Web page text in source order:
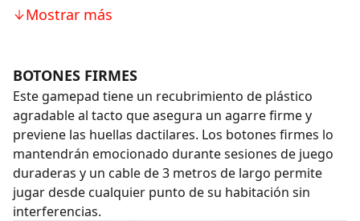
Mostrar más
BOTONES FIRMES
Este gamepad tiene un recubrimiento de plástico
agradable al tacto que asegura un agarre firme y
previene las huellas dactilares. Los botones firmes lo
mantendrán emocionado durante sesiones de juego
duraderas y un cable de 3 metros de largo permite
jugar desde cualquier punto de su habitación sin
interferencias.